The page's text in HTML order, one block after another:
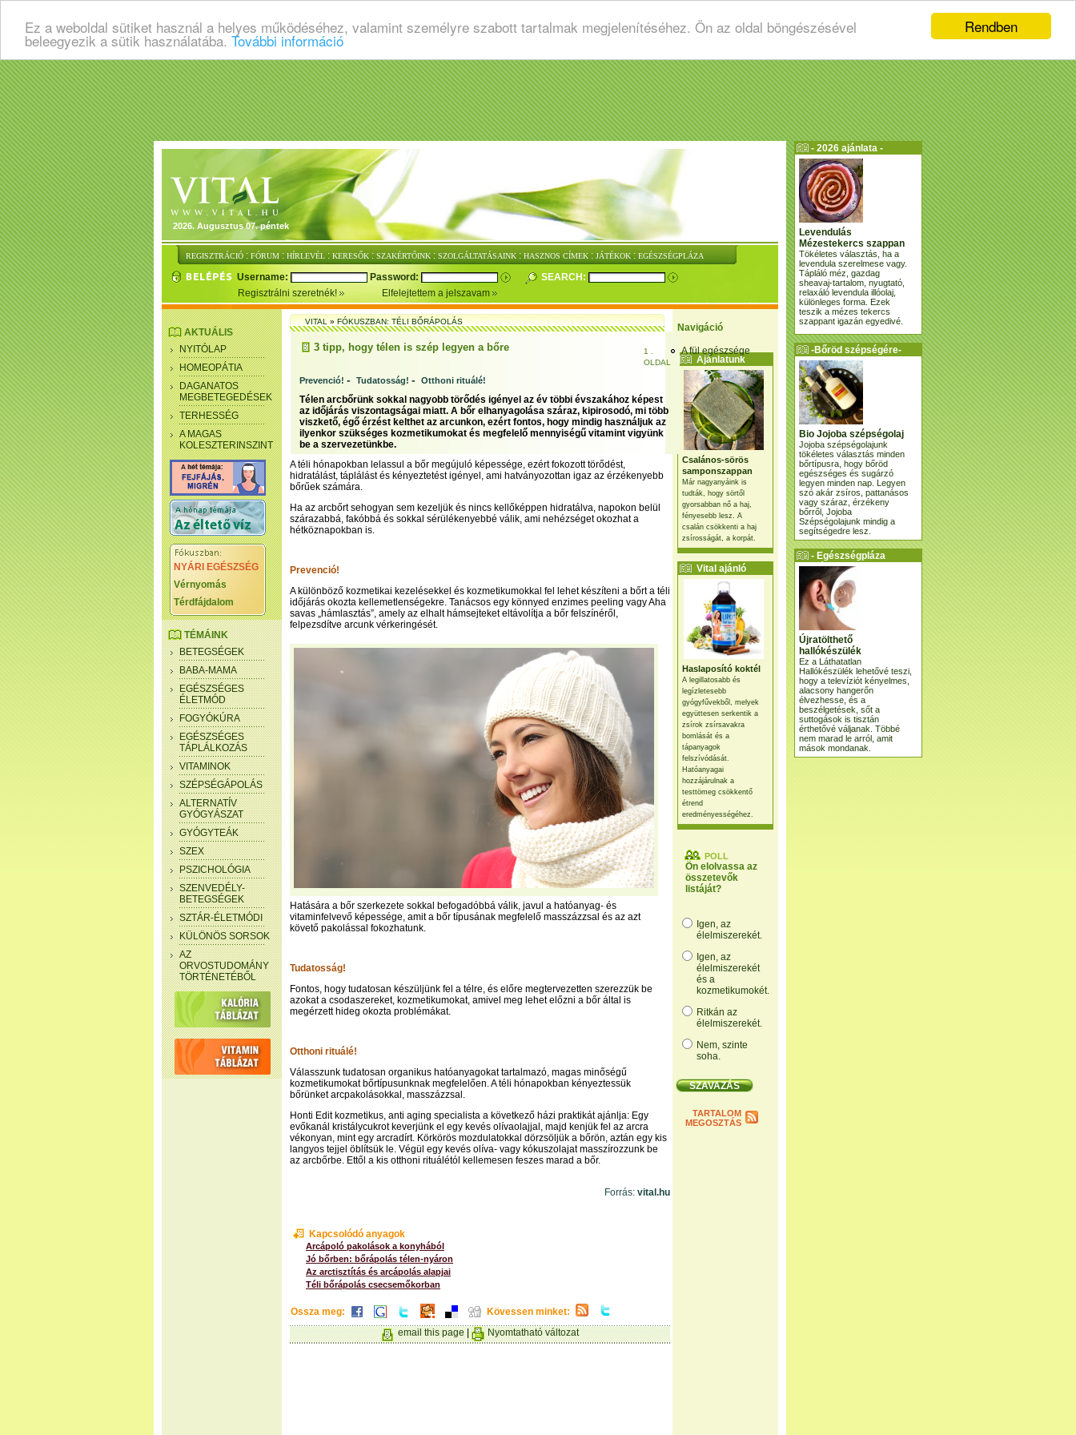
Rendben
Ez a weboldal sütiket használ a helyes működéséhez, valamint személyre szabott tartalmak megjelenítéséhez. Ön az oldal böngészésével
beleegyezik a sütik használatába. További információ
2026. Augusztus 07. péntek
REGISZTRÁCIÓ : FÓRUM : HÍRLEVÉL : KERESŐK : SZAKÉRTŐINK : SZOLGÁLTATÁSAINK : HASZNOS CÍMEK : JÁTÉKOK : EGÉSZSÉGPLÁZA
Username: Password:
SEARCH:
Regisztrálni szeretnék!
Elfelejtettem a jelszavam
Navigáció
A fül egészsége
Ajánlatunk
Csalános-sörös
samponszappan
Már nagyanyáink is
tudták, hogy sörtől
gyorsabban nő a haj,
fényesebb lesz. A
csalán csökkenti a haj
zsírosságát, a korpát.
Vital ajánló
Haslaposító koktél
A legillatosabb és
legízletesebb
gyógyfűvekből, melyek
együttesen serkentik a
zsírok zsírsavakra
bomlását és a
tápanyagok
felszívódását.
Hatóanyagai
hozzájárulnak a
testtömeg csökkentő
étrend
eredményességéhez.
POLL
Ön elolvassa az
összetevők
listáját?
Igen, az
élelmiszerekét.
Igen, az
élelmiszerekét
és a
kozmetikumokét.
Ritkán az
élelmiszerekét.
Nem, szinte
soha.
TARTALOM
MEGOSZTÁS
AKTUÁLIS
NYITÓLAP
HOMEOPÁTIA
DAGANATOS
MEGBETEGEDÉSEK
TERHESSÉG
A MAGAS
KOLESZTERINSZINT
NYÁRI EGÉSZSÉG
Vérnyomás
Térdfájdalom
TÉMÁINK
BETEGSÉGEK
BABA-MAMA
EGÉSZSÉGES
ÉLETMÓD
FOGYÓKÚRA
EGÉSZSÉGES
TÁPLÁLKOZÁS
VITAMINOK
SZÉPSÉGÁPOLÁS
ALTERNATÍV
GYÓGYÁSZAT
GYÓGYTEÁK
SZEX
PSZICHOLÓGIA
SZENVEDÉLY-
BETEGSÉGEK
SZTÁR-ÉLETMÓDI
KÜLÖNÖS SORSOK
AZ
ORVOSTUDOMÁNY
TÖRTÉNETÉBŐL
VITAL»FÓKUSZBAN: TÉLI BŐRÁPOLÁS
3 tipp, hogy télen is szép legyen a bőre
1 .
OLDAL
Prevenció! - Tudatosság! - Otthoni rituálé!
Télen arcbőrünk sokkal nagyobb törődés igényel az év többi évszakához képest
az időjárás viszontagságai miatt. A bőr elhanyagolása száraz, kipirosodó, mi több
viszkető, égő érzést kelthet az arcunkon, ezért fontos, hogy mindig használjuk az
ilyenkor szükséges kozmetikumokat és megfelelő mennyiségű vitamint vigyünk
be a szervezetünkbe.
A téli hónapokban lelassul a bőr megújuló képessége, ezért fokozott törődést,
hidratálást, táplálást és kényeztetést igényel, ami hatványozottan igaz az érzékenyebb
bőrűek számára.
Ha az arcbőrt sehogyan sem kezeljük és nincs kellőképpen hidratálva, napokon belül
szárazabbá, fakóbbá és sokkal sérülékenyebbé válik, ami nehézséget okozhat a
hétköznapokban is.
Prevenció!
A különböző kozmetikai kezelésekkel és kozmetikumokkal fel lehet készíteni a bőrt a téli
időjárás okozta kellemetlenségekre. Tanácsos egy könnyed enzimes peeling vagy Aha
savas „hámlasztás”, amely az elhalt hámsejteket eltávolítja a bőr felszínéről,
felpezsdítve arcunk vérkeringését.
Hatására a bőr szerkezete sokkal befogadóbbá válik, javul a hatóanyag- és
vitaminfelvevő képessége, amit a bőr típusának megfelelő masszázzsal és az azt
követő pakolással fokozhatunk.
Tudatosság!
Fontos, hogy tudatosan készüljünk fel a télre, és előre megtervezetten szerezzük be
azokat a csodaszereket, kozmetikumokat, amivel meg lehet előzni a bőr által is
megérzett hideg okozta problémákat.
Otthoni rituálé!
Válasszunk tudatosan organikus hatóanyagokat tartalmazó, magas minőségű
kozmetikumokat bőrtípusunknak megfelelően. A téli hónapokban kényeztessük
bőrünket arcpakolásokkal, masszázzsal.
Honti Edit kozmetikus, anti aging specialista a következő házi praktikát ajánlja: Egy
evőkanál kristálycukrot keverjünk el egy kevés olívaolajjal, majd kenjük fel az arcra
vékonyan, mint egy arcradírt. Körkörös mozdulatokkal dörzsöljük a bőrön, aztán egy kis
langyos tejjel öblítsük le. Végül egy kevés olíva- vagy kókuszolajat masszírozzunk be
az arcbőrbe. Ettől a kis otthoni rituálétól kellemesen feszes marad a bőr.
Forrás: vital.hu
Kapcsolódó anyagok
Arcápoló pakolások a konyhából
Jó bőrben: bőrápolás télen-nyáron
Az arctisztítás és arcápolás alapjai
Téli bőrápolás csecsemőkorban
Ossza meg:
Kövessen minket:
email this page| Nyomtatható változat
- 2026 ajánlata -
Levendulás
Mézestekercs szappan
Tökéletes választás, ha a
levendula szerelmese vagy.
Tápláló méz, gazdag
sheavaj-tartalom, nyugtató,
relaxáló levendula illóolaj,
különleges forma. Ezek
teszik a mézes tekercs
szappant igazán egyedivé.
-Bőröd szépségére-
Bio Jojoba szépségolaj
Jojoba szépségolajunk
tökéletes választás minden
bőrtípusra, hogy bőröd
egészséges és sugárzó
legyen minden nap. Legyen
szó akár zsíros, pattanásos
vagy száraz, érzékeny
bőrről, Jojoba
Szépségolajunk mindig a
segítségedre lesz.
- Egészségpláza
ajánlatunk -
Újratölthető
hallókészülék
Ez a Láthatatlan
Hallókészülék lehetővé teszi,
hogy a televíziót kényelmes,
alacsony hangerőn
élvezhesse, és a
beszélgetések, sőt a
suttogások is tisztán
érthetővé váljanak. Többé
nem marad le arról, amit
mások mondanak.